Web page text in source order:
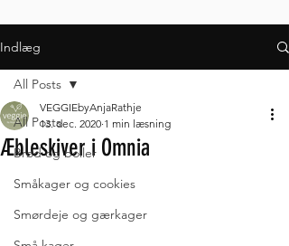
Indlæg
All Posts
Brød og boller
Småkager og cookies
Smørdeje og gærkager
All Posts
Æbleskiver i Omnia
VEGGIEbyAnjaRathje
13. dec. 2020 1 min læsning